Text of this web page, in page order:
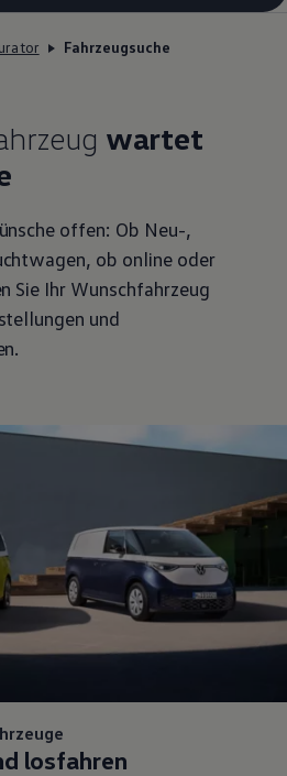
Fahrzeugsuche
wartet
offen: Ob Neu-,
ob online oder
Sie Ihr Wunschfahrzeug
und
losfahren